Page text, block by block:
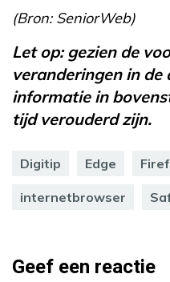
(Bron: SeniorWeb)
Let op: gezien de
veranderingen in
informatie in
tijd verouderd zijn.
Digitip Edge
internetbrowser
Geef een reactie